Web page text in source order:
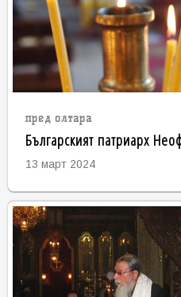
пред олтара
Българският патриарх
13 март 2024